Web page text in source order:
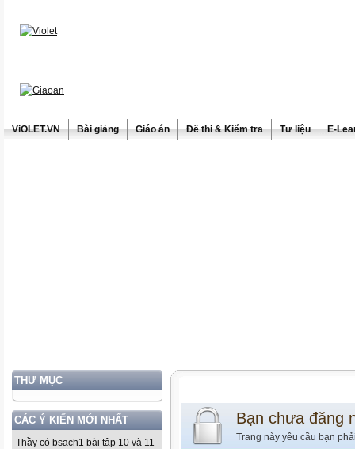
ViOLET.VN Bài giảng Giáo án Đề thi & Kiểm tra Tư liệu E-
THƯ MỤC
CÁC Ý KIẾN MỚI NHẤT
Thầy có bsach1 bài tập 10 và 11
Bạn chưa đăng
Trang này yêu cầu bạn